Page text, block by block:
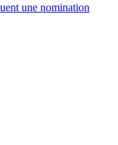
une nomination